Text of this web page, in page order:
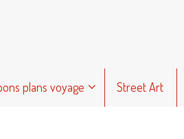
plans voyage Street Art